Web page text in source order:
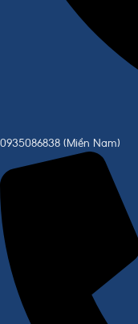
0935086838 (Miền Nam)